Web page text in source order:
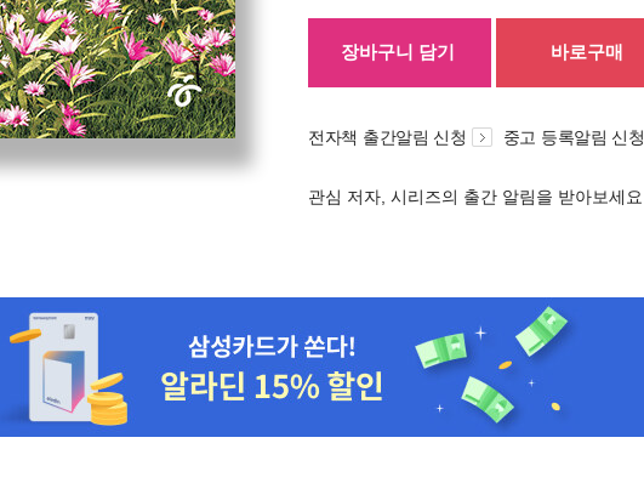
장바구니 담기 바로구매
전자책 출간알림 신청 중고 등록알림 신청
관심 저자, 시리즈의 출간 알림을 받아보세요